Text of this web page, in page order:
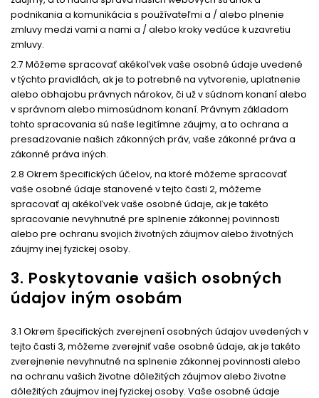
podnikania a komunikácia s používateľmi a / alebo plnenie
zmluvy medzi vami a nami a / alebo kroky vedúce k uzavretiu
zmluvy.
2.7 Môžeme spracovať akékoľvek vaše osobné údaje uvedené
v týchto pravidlách, ak je to potrebné na vytvorenie, uplatnenie
alebo obhajobu právnych nárokov, či už v súdnom konaní alebo
v správnom alebo mimosúdnom konaní. Právnym základom
tohto spracovania sú naše legitímne záujmy, a to ochrana a
presadzovanie našich zákonných práv, vaše zákonné práva a
zákonné práva iných.
2.8 Okrem špecifických účelov, na ktoré môžeme spracovať
vaše osobné údaje stanovené v tejto časti 2, môžeme
spracovať aj akékoľvek vaše osobné údaje, ak je takéto
spracovanie nevyhnutné pre splnenie zákonnej povinnosti
alebo pre ochranu svojich životných záujmov alebo životných
záujmy inej fyzickej osoby.
3. Poskytovanie vašich osobných
údajov iným osobám
3.1 Okrem špecifických zverejnení osobných údajov uvedených v
tejto časti 3, môžeme zverejniť vaše osobné údaje, ak je takéto
zverejnenie nevyhnutné na splnenie zákonnej povinnosti alebo
na ochranu vašich životne dôležitých záujmov alebo životne
dôležitých záujmov inej fyzickej osoby. Vaše osobné údaje